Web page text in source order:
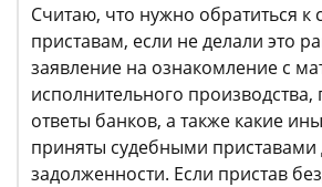
Считаю, что нужно обратиться к
приставам, если не делали это
заявление на ознакомление с
исполнительного производства,
ответы банков, а также какие
приняты судебными приставами
задолженности. Если пристав